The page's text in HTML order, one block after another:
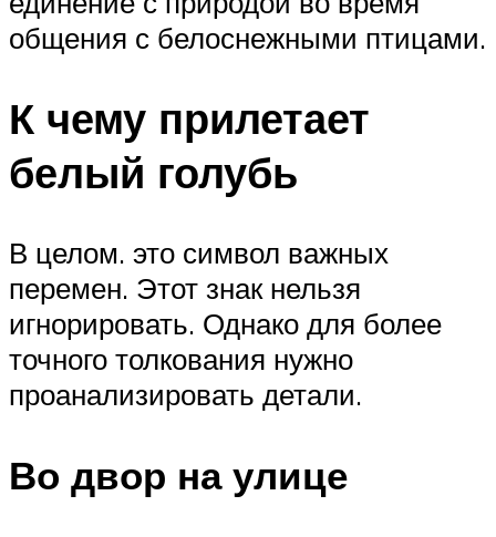
общения с белоснежными птицами.
К чему прилетает
белый голубь
В целом. это символ важных
перемен. Этот знак нельзя
игнорировать. Однако для более
точного толкования нужно
проанализировать детали.
Во двор на улице